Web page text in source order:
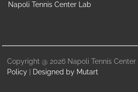
Napoli Tennis Center Lab
Copyright @ 2026 Napoli Tennis Center |
Policy
Designed by Mutart